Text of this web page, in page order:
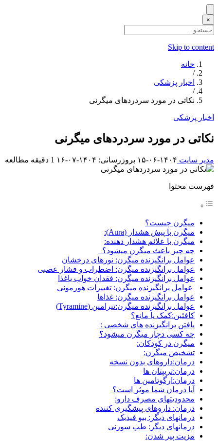
×
Skip to content
خانه
/
اخبار پزشکی
/
نکاتی در مورد سردردهای میگرنی
اخبار پزشکی
نکاتی در مورد سردردهای میگرنی
مدیر سایت ۱۴۰۴-۰۶-۱۵ بروزرسانی: ۱۴۰۴-۰۷-۱۶ 1 دقیقه مطالعه
فهرست محتوا
میگرن چیست؟
میگرن با پیش هشدار (Aura):
میگرن با علائم هشدار دهنده:
چه چیز باعث میگرن میشود؟
عوامل برانگیزنده میگرن: نورهای درخشان
عوامل برانگیزنده میگرن: اضطراب و فشار عصبی
عوامل برانگیزنده میگرن: فقدان خواب یاغذا
عوامل برانگیزنده میگرن: تغییرات هورمونی
عوامل برانگیزنده میگرن: غذاها
عوامل برانگیزنده میگرن:تیرامین (Tyramine)
کافئین:کمک یا مانع؟
یافتن برانگیزنده های شخصی :
چه کسی دچار میگرن میشود؟
میگرن در کودکان:
تشخیص میگرن:
درمان:داروهای بدون نسخه
درمان:تریپتان ها
درمان:ارگوتامین ها
آیا درمان شما موثر است؟
محدودیتهای مصرف دارو:
درمان: داروهای پیشگیری کننده
درمانهای دیگر: بیو فیدبک
درمانهای دیگر: طب سوزنی
مزیت پیر شدن: